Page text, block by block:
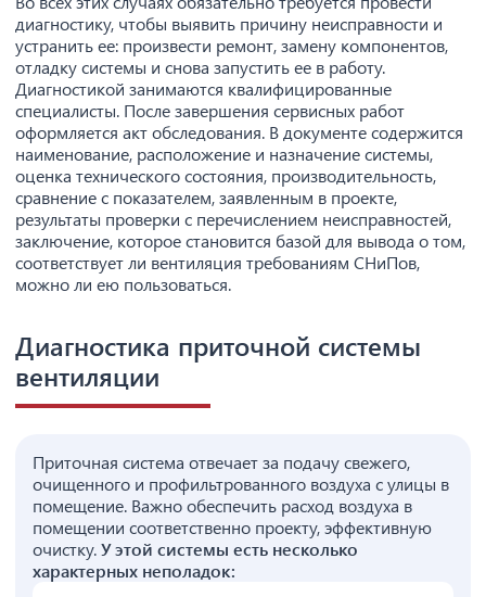
диагностику, чтобы выявить причину неисправности и
устранить ее: произвести ремонт, замену компонентов,
отладку системы и снова запустить ее в работу.
Диагностикой занимаются квалифицированные
специалисты. После завершения сервисных работ
оформляется акт обследования. В документе содержится
наименование, расположение и назначение системы,
оценка технического состояния, производительность,
сравнение с показателем, заявленным в проекте,
результаты проверки с перечислением неисправностей,
заключение, которое становится базой для вывода о том,
соответствует ли вентиляция требованиям СНиПов,
можно ли ею пользоваться.
Диагностика приточной системы
вентиляции
Приточная система отвечает за подачу свежего,
очищенного и профильтрованного воздуха с улицы в
помещение. Важно обеспечить расход воздуха в
помещении соответственно проекту, эффективную
очистку.У этой системы есть несколько
характерных неполадок: